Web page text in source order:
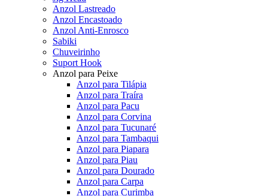
Anzol Lastreado
Anzol Encastoado
Anzol Anti-Enrosco
Sabiki
Chuveirinho
Suport Hook
Anzol para Peixe
Anzol para Tilápia
Anzol para Traíra
Anzol para Pacu
Anzol para Corvina
Anzol para Tucunaré
Anzol para Tambaqui
Anzol para Piapara
Anzol para Piau
Anzol para Dourado
Anzol para Carpa
Anzol para Curimba